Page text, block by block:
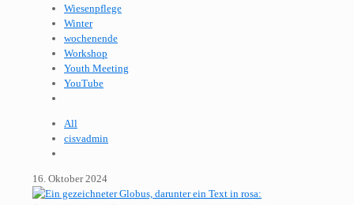
Wiesenpflege
Winter
wochenende
Workshop
Youth Meeting
YouTube
All
cisvadmin
16. Oktober 2024